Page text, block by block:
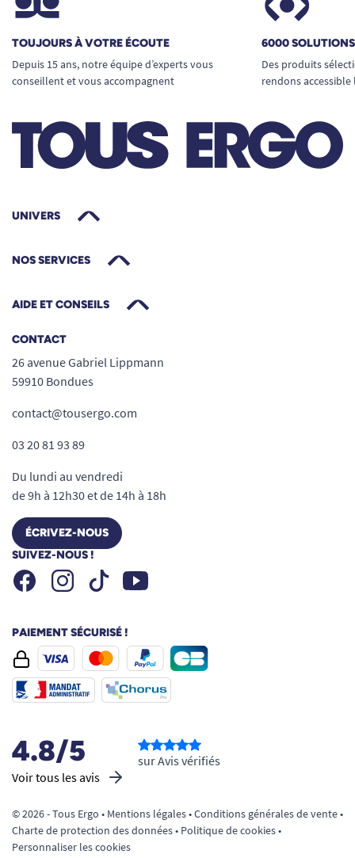
TOUJOURS À VOTRE ÉCOUTE
Depuis 15 ans, notre équipe d’experts vous
conseillent et vous accompagnent
6000
Des produits
rendons
UNIVERS
NOS SERVICES
AIDE ET CONSEILS
CONTACT
26 avenue Gabriel Lippmann
59910 Bondues
contact@tousergo.com
03 20 81 93 89
Du lundi au vendredi
de 9h à 12h30 et de 14h à 18h
ÉCRIVEZ-NOUS
SUIVEZ-NOUS !
FacebookInstagramTiktok Youtube
PAIEMENT SÉCURISÉ !
4.8/5
Voir tous les avis
sur Avis vérifiés
© 2026 - Tous Ergo • Mentions légales•Conditions générales de vente•
Charte de protection des données• Politique de cookies•
Personnaliser les cookies